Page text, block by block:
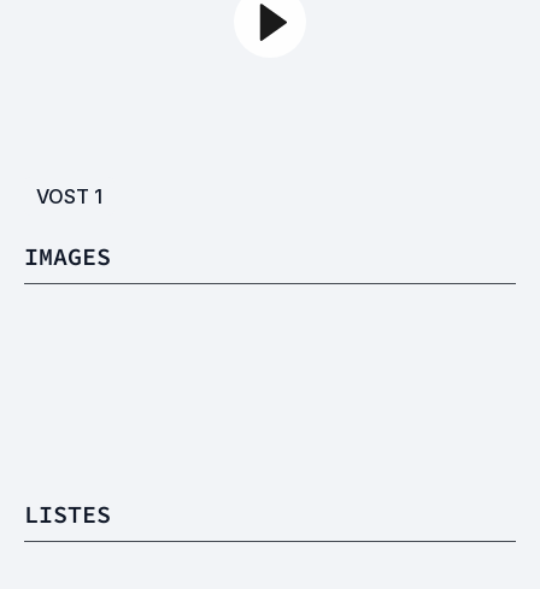
VOST 1
IMAGES
LISTES